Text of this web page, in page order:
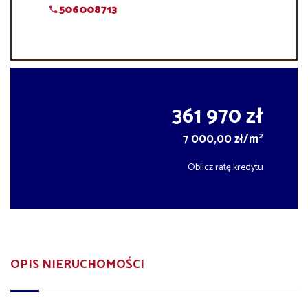
506008713
361 970 zł
7 000,00 zł/m2
Oblicz ratę kredytu
OPIS NIERUCHOMOŚCI